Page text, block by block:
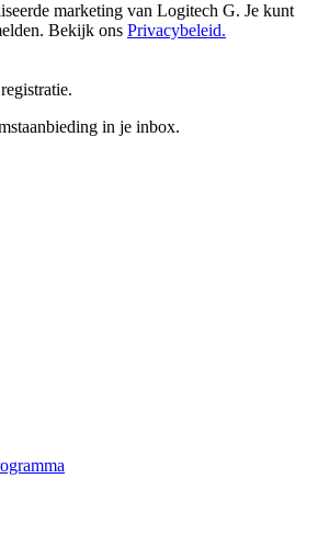
marketing van Logitech G. Je kunt
Bekijk ons Privacybeleid.
in je inbox.